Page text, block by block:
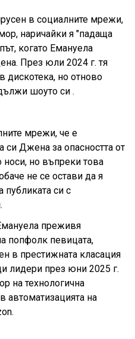
в социалните мрежи,
наричайки я "падаща
когато Емануела
През юли 2024 г. тя
дискотека, но отново
шоуто си .
мрежи, че е
си Джена за опасността от
носи, но въпреки това
не се остави да я
си с
преживя
попфолк певицата,
в престижната класация
лидери през юни 2025 г.
на технологична
автоматизацията на